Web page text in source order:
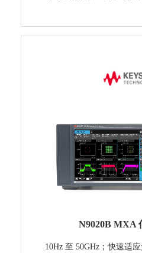
N9020B MXA
10Hz 至 50GHz；快速适